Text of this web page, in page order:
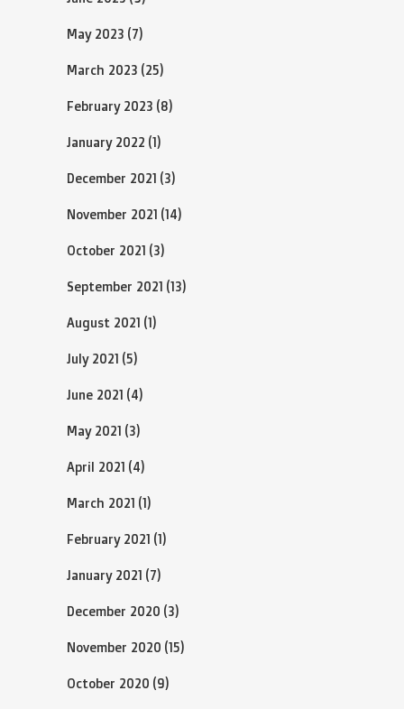
May 2023 (7)
March 2023 (25)
February 2023 (8)
January 2022 (1)
December 2021 (3)
November 2021 (14)
October 2021 (3)
September 2021 (13)
August 2021 (1)
July 2021 (5)
June 2021 (4)
May 2021 (3)
April 2021 (4)
March 2021 (1)
February 2021 (1)
January 2021 (7)
December 2020 (3)
November 2020 (15)
October 2020 (9)